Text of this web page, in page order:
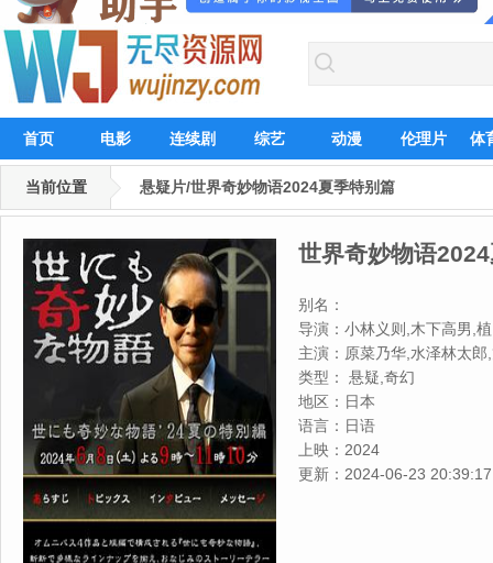
首页 电影 连续剧 综艺 动漫 伦理片 体
当前位置 悬疑片/世界奇妙物语2024夏季特别篇
世界奇妙物语
别名：
导演： 小林义则,木下高男,
主演： 原菜乃华,水泽林太
里,高桥光,竹财辉之助,富田
类型：
悬疑,奇幻
地区： 日本
语言： 日语
上映： 2024
更新： 2024-06-23 20:39:17